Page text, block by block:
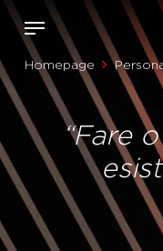
Homepage
“Fare